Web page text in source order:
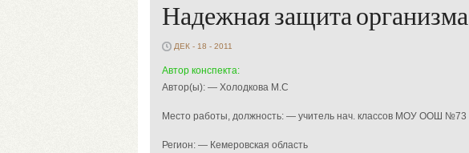
Надежная защита организма
ДЕК - 18 - 2011
Автор конспекта:
Автор(ы): — Холодкова М.С
Место работы, должность: — учитель нач. классов МОУ ООШ №73
Регион: — Кемеровская область